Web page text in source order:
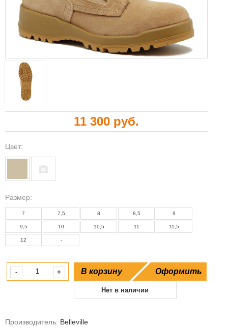
11 300 руб.
Цвет:
Paзмер:
7 7,5 8 8,5 9
9,5 10 10,5 11 11,5
12 -
- + В корзину Оформить
Нет в наличии
Производитель: Belleville